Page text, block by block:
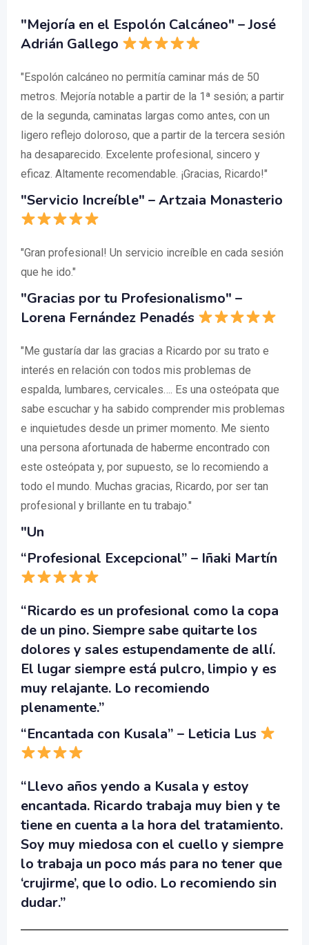
"Mejoría en el Espolón Calcáneo" – José
Adrián Gallego
"Espolón calcáneo no permitía caminar más de 50
metros. Mejoría notable a partir de la 1ª sesión; a partir
de la segunda, caminatas largas como antes, con un
ligero reflejo doloroso, que a partir de la tercera sesión
ha desaparecido. Excelente profesional, sincero y
eficaz. Altamente recomendable. ¡Gracias, Ricardo!"
"Servicio Increíble" – Artzaia Monasterio
"Gran profesional! Un servicio increíble en cada sesión
que he ido."
"Gracias por tu Profesionalismo" –
Lorena Fernández Penadés
"Me gustaría dar las gracias a Ricardo por su trato e
interés en relación con todos mis problemas de
espalda, lumbares, cervicales…. Es una osteópata que
sabe escuchar y ha sabido comprender mis problemas
e inquietudes desde un primer momento. Me siento
una persona afortunada de haberme encontrado con
este osteópata y, por supuesto, se lo recomiendo a
todo el mundo. Muchas gracias, Ricardo, por ser tan
profesional y brillante en tu trabajo."
"Un
“Profesional Excepcional” – Iñaki Martín
“Ricardo es un profesional como la copa
de un pino. Siempre sabe quitarte los
dolores y sales estupendamente de allí.
El lugar siempre está pulcro, limpio y es
muy relajante. Lo recomiendo
plenamente.”
“Encantada con Kusala” – Leticia Lus
“Llevo años yendo a Kusala y estoy
encantada. Ricardo trabaja muy bien y te
tiene en cuenta a la hora del tratamiento.
Soy muy miedosa con el cuello y siempre
lo trabaja un poco más para no tener que
‘crujirme’, que lo odio. Lo recomiendo sin
dudar.”